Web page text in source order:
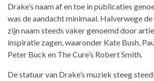
Drake’s naam af en toe in publicaties
was de aandacht minimaal. Halverwege
zijn naam steeds vaker genoemd door
inspiratie zagen, waaronder Kate Bush,
Peter Buck en The Cure’s Robert Smith.
De statuur van Drake’s muziek steeg